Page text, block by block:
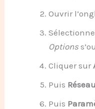
Ouvrir
Options
Cliquer sur
Puis Réseau
Puis